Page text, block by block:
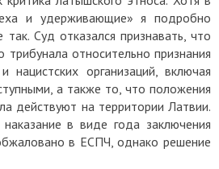
и удерживающие» я подробно
Суд отказался признавать, что
трибунала относительно признания
нацистских организаций, включая
а также то, что положения
действуют на территории Латвии.
в виде года заключения
в ЕСПЧ, однако решение